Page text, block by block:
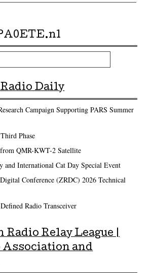
Daily
Campaign Supporting PARS Summer
Phase
QMR-KWT-2 Satellite
and International Cat Day Special Event
Conference (ZRDC) 2026 Technical
Radio Transceiver
Relay League |
Association and